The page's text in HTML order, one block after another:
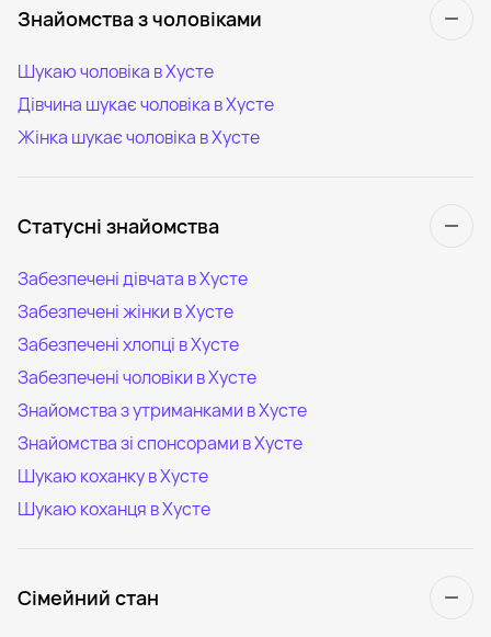
Знайомства з чоловіками
Шукаю чоловіка в Хусте
Дівчина шукає чоловіка в Хусте
Жінка шукає чоловіка в Хусте
Статусні знайомства
Забезпечені дівчата в Хусте
Забезпечені жінки в Хусте
Забезпечені хлопці в Хусте
Забезпечені чоловіки в Хусте
Знайомства з утриманками в Хусте
Знайомства зі спонсорами в Хусте
Шукаю коханку в Хусте
Шукаю коханця в Хусте
Сімейний стан